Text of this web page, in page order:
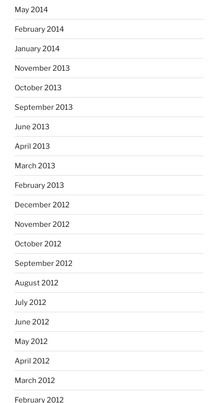
May 2014
February 2014
January 2014
November 2013
October 2013
September 2013
June 2013
April 2013
March 2013
February 2013
December 2012
November 2012
October 2012
September 2012
August 2012
July 2012
June 2012
May 2012
April 2012
March 2012
February 2012